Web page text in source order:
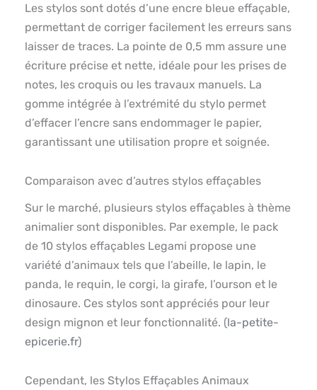
Les stylos sont dotés d’une encre bleue effaçable,
permettant de corriger facilement les erreurs sans
laisser de traces. La pointe de 0,5 mm assure une
écriture précise et nette, idéale pour les prises de
notes, les croquis ou les travaux manuels. La
gomme intégrée à l’extrémité du stylo permet
d’effacer l’encre sans endommager le papier,
garantissant une utilisation propre et soignée.
Comparaison avec d’autres stylos effaçables
Sur le marché, plusieurs stylos effaçables à thème
animalier sont disponibles. Par exemple, le pack
de 10 stylos effaçables Legami propose une
variété d’animaux tels que l’abeille, le lapin, le
panda, le requin, le corgi, la girafe, l’ourson et le
dinosaure. Ces stylos sont appréciés pour leur
design mignon et leur fonctionnalité. (la-petite-
epicerie.fr)
Cependant, les Stylos Effaçables Animaux